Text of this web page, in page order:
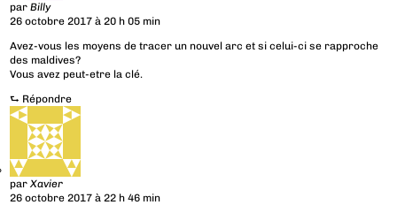
parBilly
26 octobre 2017 à 20 h 05 min
Avez-vous les moyens de tracer un nouvel arc et si celui-ci se rapproche
des maldives?
Vous avez peut-etre la clé.
⮑ Répondre
parXavier
26 octobre 2017 à 22 h 46 min